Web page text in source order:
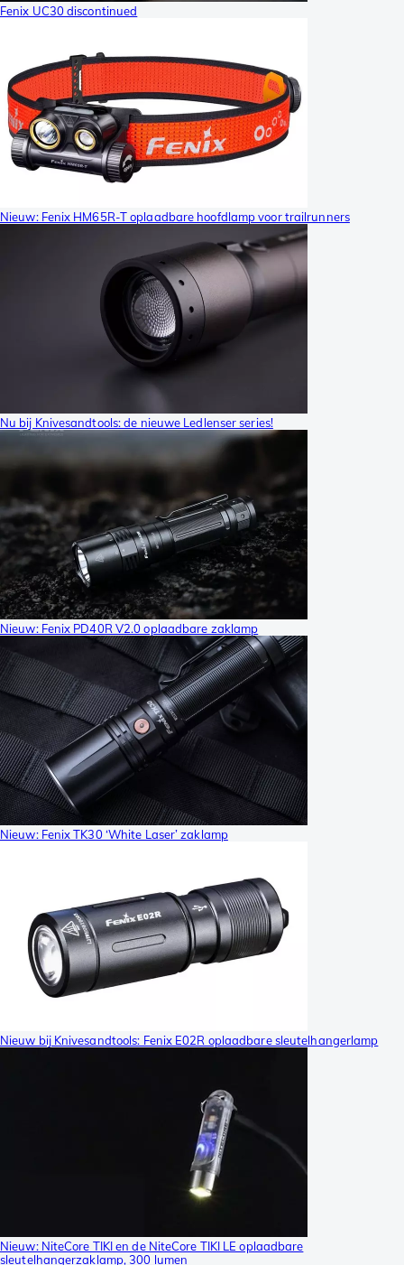
Fenix UC30 discontinued
Nieuw: Fenix HM65R-T oplaadbare hoofdlamp voor trailrunners
Nu bij Knivesandtools: de nieuwe Ledlenser series!
Nieuw: Fenix PD40R V2.0 oplaadbare zaklamp
Nieuw: Fenix TK30 ‘White Laser’ zaklamp
Nieuw bij Knivesandtools: Fenix E02R oplaadbare sleutelhangerlamp
Nieuw: NiteCore TIKI en de NiteCore TIKI LE oplaadbare
sleutelhangerzaklamp, 300 lumen